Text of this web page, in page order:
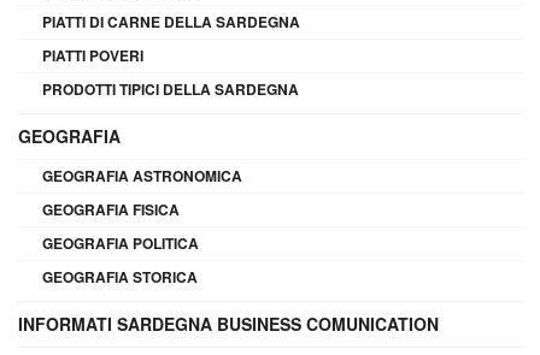
PIATTI DI CARNE DELLA SARDEGNA
PIATTI POVERI
PRODOTTI TIPICI DELLA SARDEGNA
GEOGRAFIA
GEOGRAFIA ASTRONOMICA
GEOGRAFIA FISICA
GEOGRAFIA POLITICA
GEOGRAFIA STORICA
INFORMATI SARDEGNA BUSINESS COMUNICATION